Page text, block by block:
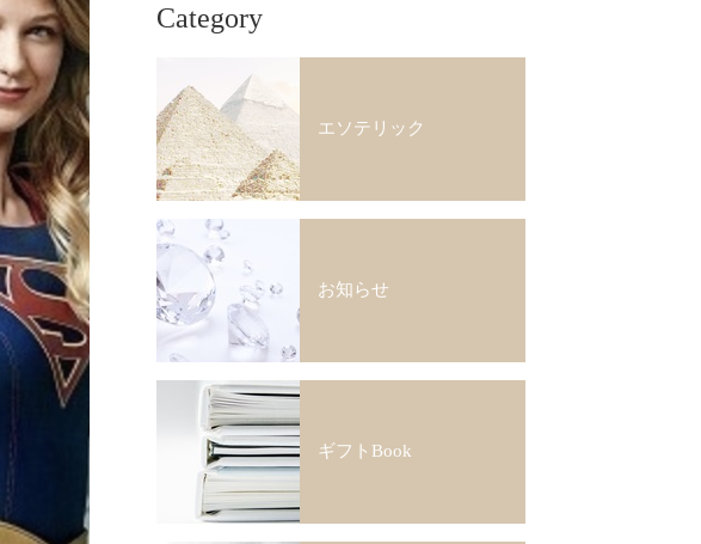
Category
エソテリック
お知らせ
ギフトBook